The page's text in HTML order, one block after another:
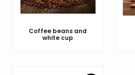
Coffee beans and
white cup